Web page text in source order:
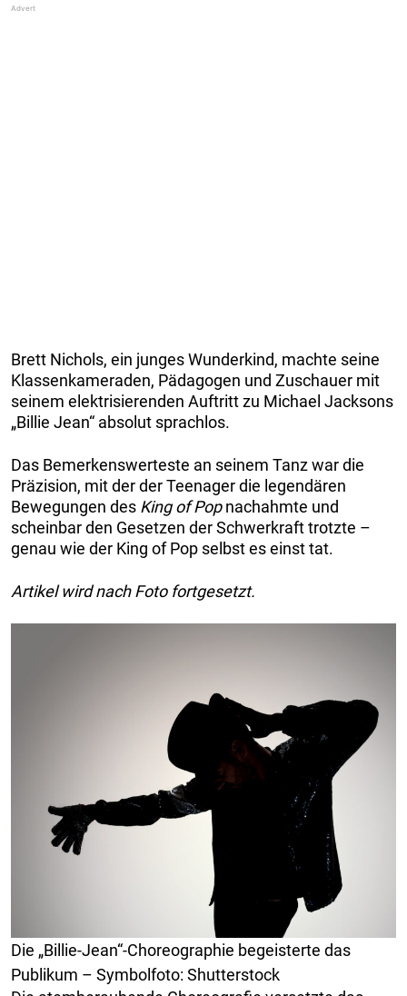
Brett Nichols, ein junges Wunderkind, machte seine
Klassenkameraden, Pädagogen und Zuschauer mit
seinem elektrisierenden Auftritt zu Michael Jacksons
„Billie Jean“ absolut sprachlos.
Das Bemerkenswerteste an seinem Tanz war die
Präzision, mit der der Teenager die legendären
Bewegungen des King of Popnachahmte und
scheinbar den Gesetzen der Schwerkraft trotzte –
genau wie der King of Pop selbst es einst tat.
Artikel wird nach Foto fortgesetzt.
Die „Billie-Jean“-Choreographie begeisterte das
Publikum – Symbolfoto: Shutterstock